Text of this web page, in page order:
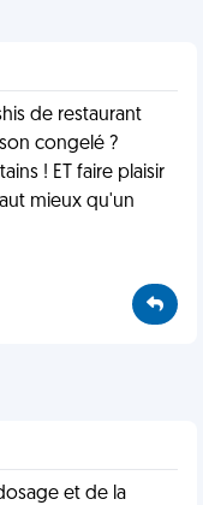
de restaurant
congelé ?
! ET faire plaisir
mieux qu'un
et de la